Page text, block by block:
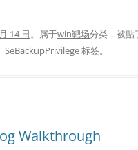
14 日。属于win靶场分类，被贴
SeBackupPrivilege标签。
Walkthrough